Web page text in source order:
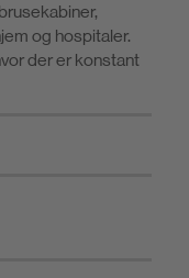
og hospitaler.
der er konstant